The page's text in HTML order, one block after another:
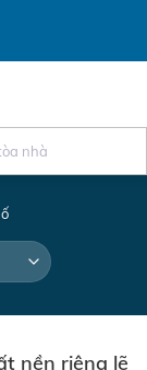
nền riêng lẽ